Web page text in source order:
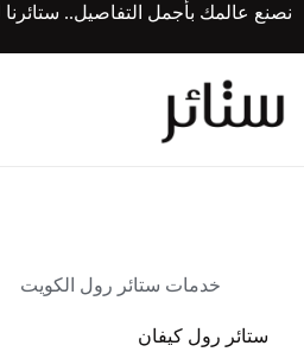
التجاوز
المحتوى
نصنع عالمك بأجمل التفاصيل..
خدمات ستائر رول الكويت
ستائر رول كيفان